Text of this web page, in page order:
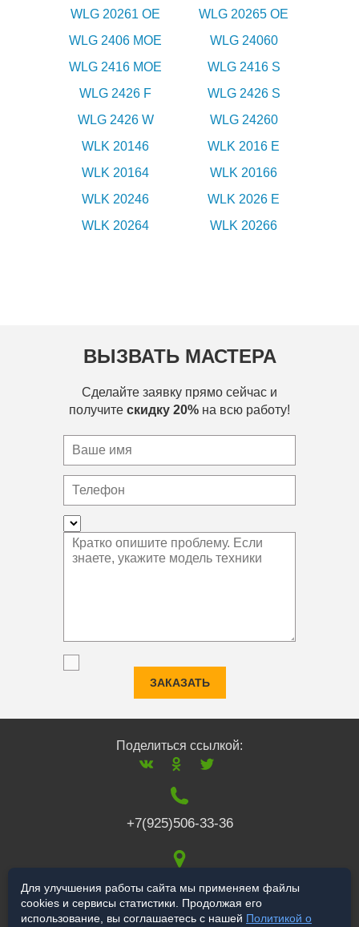
WLG 20261 OE
WLG 20265 OE
WLG 2406 MOE
WLG 24060
WLG 2416 MOE
WLG 2416 S
WLG 2426 F
WLG 2426 S
WLG 2426 W
WLG 24260
WLK 20146
WLK 2016 E
WLK 20164
WLK 20166
WLK 20246
WLK 2026 E
WLK 20264
WLK 20266
ВЫЗВАТЬ МАСТЕРА
Сделайте заявку прямо сейчас и
получите скидку 20% на всю работу!
ЗАКАЗАТЬ
Поделиться ссылкой:
+7(925)506-33-36
117519,г. Москва,
Варшавское ш., 132
Для улучшения работы сайта мы применяем файлы
cookies и сервисы статистики. Продолжая его
использование, вы соглашаетесь с нашей Политикой о